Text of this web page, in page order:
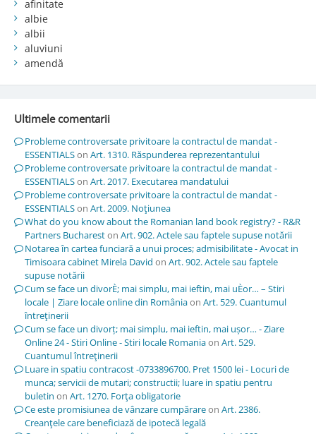
afinitate
albie
albii
aluviuni
amendă
Ultimele comentarii
Probleme controversate privitoare la contractul de mandat -
ESSENTIALSon Art. 1310. Răspunderea reprezentantului
Probleme controversate privitoare la contractul de mandat -
ESSENTIALSon Art. 2017. Executarea mandatului
Probleme controversate privitoare la contractul de mandat -
ESSENTIALSon Art. 2009. Noţiunea
What do you know about the Romanian land book registry? - R&R
Partners Buchareston Art. 902. Actele sau faptele supuse notării
Notarea în cartea funciară a unui proces; admisibilitate - Avocat in
Timisoara cabinet Mirela David on Art. 902. Actele sau faptele
supuse notării
Cum se face un divorÈ; mai simplu, mai ieftin, mai uÈor… – Stiri
locale | Ziare locale online din Româniaon Art. 529. Cuantumul
întreţinerii
Cum se face un divorț; mai simplu, mai ieftin, mai ușor… - Ziare
Online 24 - Stiri Online - Stiri locale Romaniaon Art. 529.
Cuantumul întreţinerii
Luare in spatiu contracost -0733896700. Pret 1500 lei - Locuri de
munca; servicii de mutari; constructii; luare in spatiu pentru
buletin on Art. 1270. Forţa obligatorie
Ce este promisiunea de vânzare cumpărareon Art. 2386.
Creanţele care beneficiază de ipotecă legală